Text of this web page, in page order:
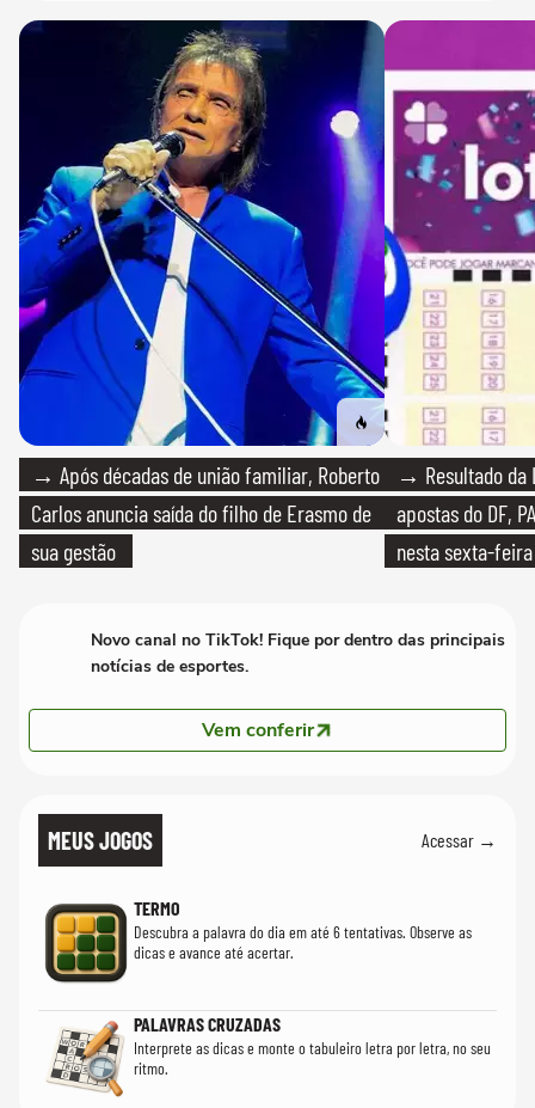
→ Após décadas de união familiar, Roberto
Carlos anuncia saída do filho de Erasmo de
sua gestão
→ Resultado da
apostas do DF,
nesta sexta-feira
Novo canal no TikTok! Fique por dentro das principais
notícias de esportes.
Vem conferir
MEUS JOGOS Acessar →
TERMO
Descubra a palavra do dia em até 6 tentativas. Observe as
dicas e avance até acertar.
PALAVRAS CRUZADAS
Interprete as dicas e monte o tabuleiro letra por letra, no seu
ritmo.